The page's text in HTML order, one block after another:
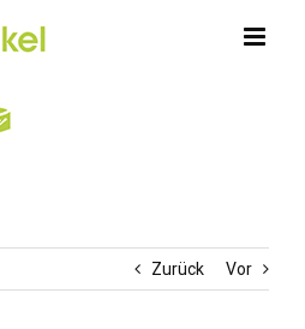
Zurück Vor